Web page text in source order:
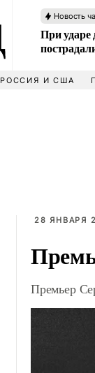
Новость
При
РОССИЯ И США
28 ЯНВАРЯ
Премьер